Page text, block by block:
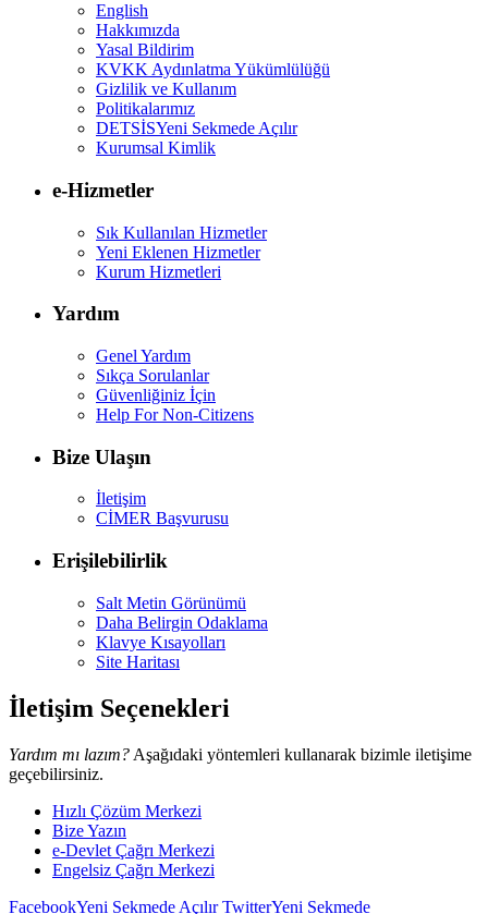
English
Hakkımızda
Yasal Bildirim
KVKK Aydınlatma Yükümlülüğü
Gizlilik ve Kullanım
Politikalarımız
DETSİSYeni Sekmede Açılır
Kurumsal Kimlik
e-Hizmetler
Sık Kullanılan Hizmetler
Yeni Eklenen Hizmetler
Kurum Hizmetleri
Yardım
Genel Yardım
Sıkça Sorulanlar
Güvenliğiniz İçin
Help For Non-Citizens
Bize Ulaşın
İletişim
CİMER Başvurusu
Erişilebilirlik
Salt Metin Görünümü
Daha Belirgin Odaklama
Klavye Kısayolları
Site Haritası
İletişim Seçenekleri
Yardım mı lazım? Aşağıdaki yöntemleri kullanarak bizimle iletişime
geçebilirsiniz.
Hızlı Çözüm Merkezi
Bize Yazın
e-Devlet Çağrı Merkezi
Engelsiz Çağrı Merkezi
FacebookYeni Sekmede AçılırTwitterYeni Sekmede